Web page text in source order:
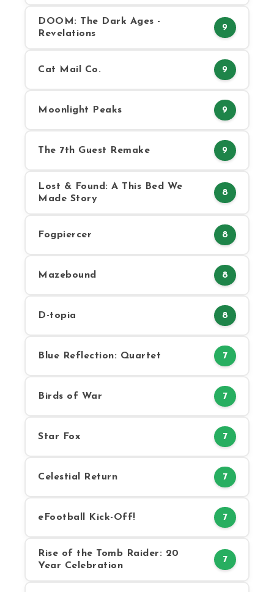
DOOM: The Dark Ages -
Revelations
9
Cat Mail Co. 9
Moonlight Peaks 9
The 7th Guest Remake 9
Lost & Found: A This Bed We
Made Story
8
Fogpiercer 8
Mazebound 8
D-topia 8
Blue Reflection: Quartet 7
Birds of War 7
Star Fox 7
Celestial Return 7
eFootball Kick-Off! 7
Rise of the Tomb Raider: 20
Year Celebration
7